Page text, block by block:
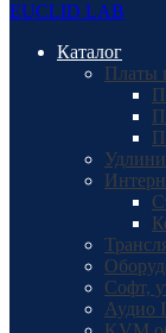
EUCLID LAB
Каталог
Платы
Софт,
Аудио